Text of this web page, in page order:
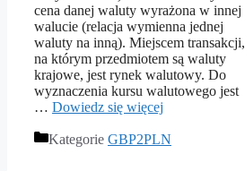
cena danej waluty wyrażona w innej
walucie (relacja wymienna jednej
waluty na inną). Miejscem transakcji,
na którym przedmiotem są waluty
krajowe, jest rynek walutowy. Do
wyznaczenia kursu walutowego jest
… Dowiedz się więcej
Kategorie GBP2PLN